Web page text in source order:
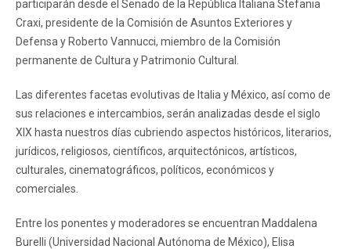
participarán desde el Senado de la República Italiana Stefania
Craxi, presidente de la Comisión de Asuntos Exteriores y
Defensa y Roberto Vannucci, miembro de la Comisión
permanente de Cultura y Patrimonio Cultural.
Las diferentes facetas evolutivas de Italia y México, así como de
sus relaciones e intercambios, serán analizadas desde el siglo
XIX hasta nuestros días cubriendo aspectos históricos, literarios,
jurídicos, religiosos, científicos, arquitectónicos, artísticos,
culturales, cinematográficos, políticos, económicos y
comerciales.
Entre los ponentes y moderadores se encuentran Maddalena
Burelli (Universidad Nacional Autónoma de México), Elisa